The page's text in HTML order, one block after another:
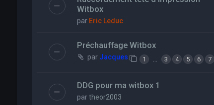
Witbox
par Eric Leduc
Préchauffage Witbox
par Jacques 1 … 3 4 5 6 7
DDG pour ma witbox 1
partheor2003